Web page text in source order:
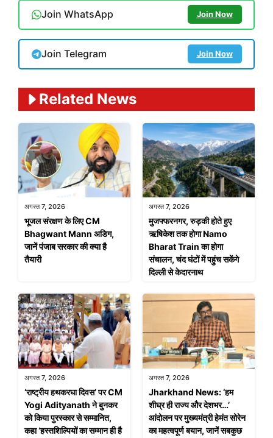
Join WhatsApp Join Now
Join Telegram Join Now
Related News
अगस्त 7, 2026
भूजल संरक्षण के लिए CM
Bhagwant Mann अडिग,
जानें पंजाब सरकार की क्या है
तैयारी
अगस्त 7, 2026
मुजफ्फरनगर, रुड़की होते हुए
ऋषिकेश तक होगा Namo
Bharat Train का होगा
संचालन, चंद घंटों में पहुंच सकेंगे
दिल्ली से केदारनाथ
अगस्त 7, 2026
‘राष्ट्रीय हथकरघा दिवस’ पर CM
Yogi Adityanath ने बुनकर
को किया पुरस्कार से सम्मानित,
कहा ‘हस्तशिल्पियों का सम्मान ही है
अगस्त 7, 2026
Jharkhand News: ‘हम
शीघ्र ही राज्य और देशभर…’
आंदोलन पर मुख्यमंत्री हेमंत सोरेन
का महत्वपूर्ण बयान, जानें सबकुछ